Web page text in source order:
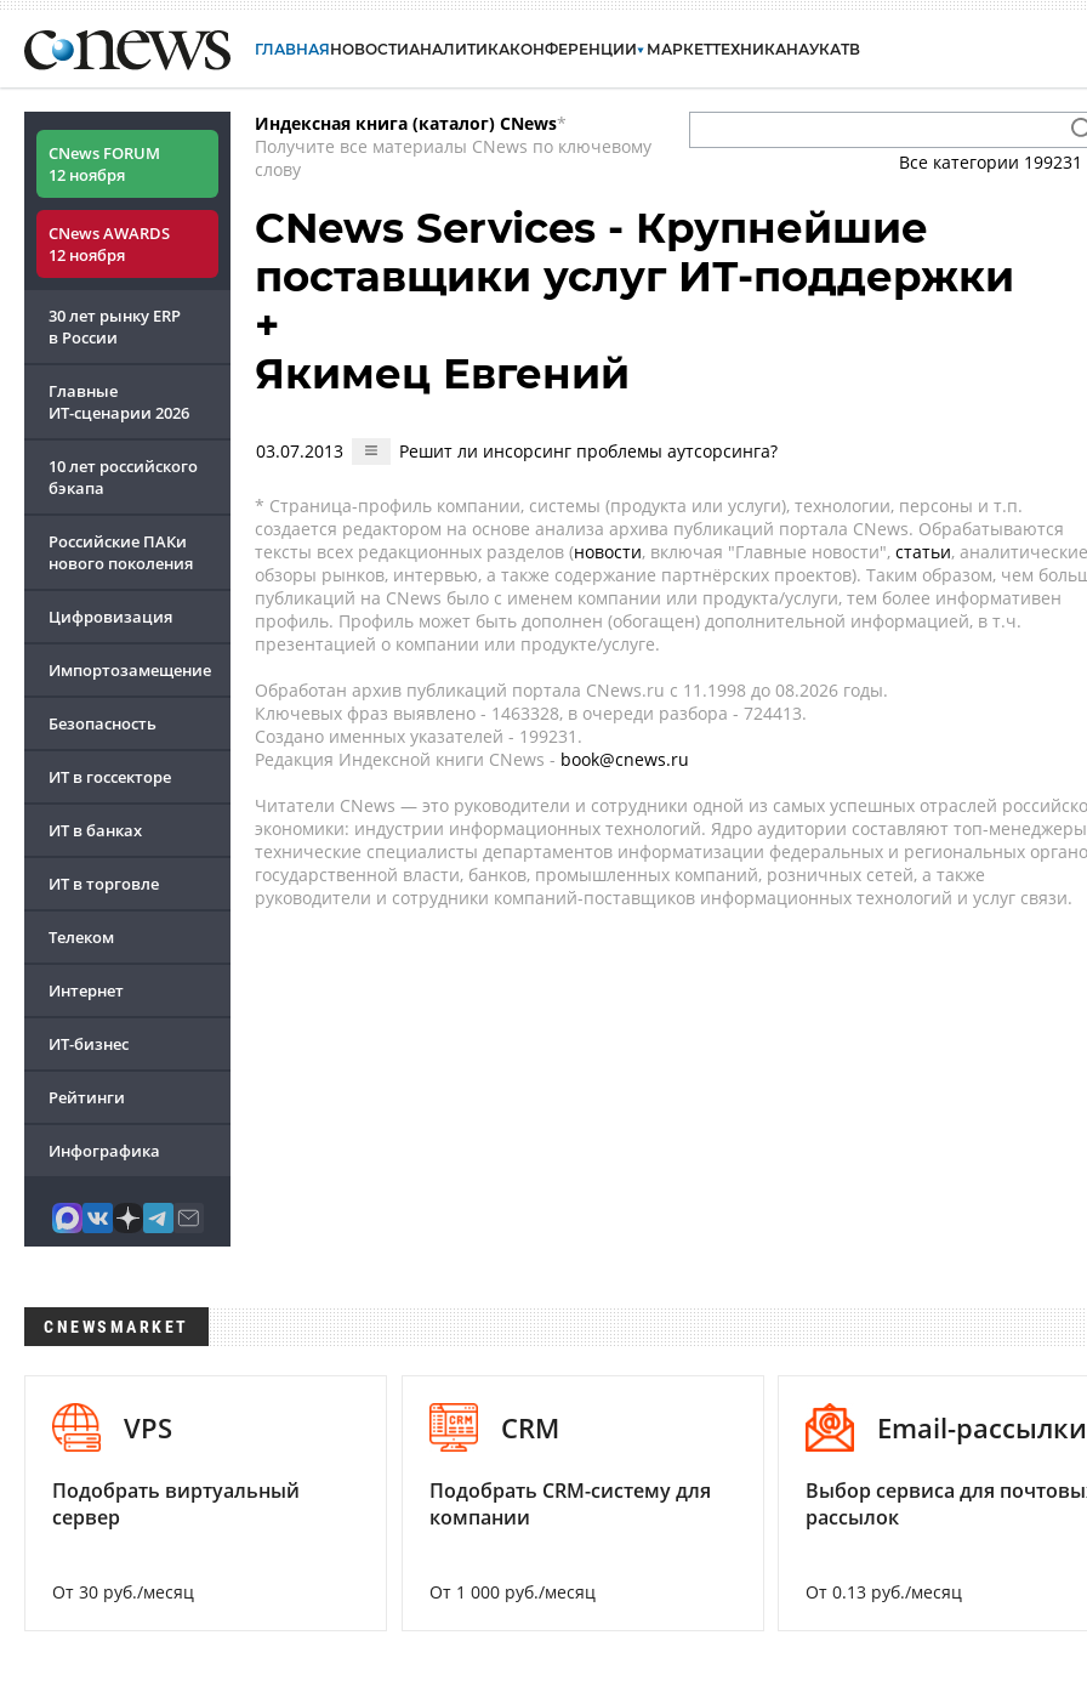
ГЛАВНАЯНОВОСТИАНАЛИТИКАКОНФЕРЕНЦИИ МАРКЕТТЕХНИКАНАУКАТВ
CNews FORUM
12 ноября
CNews AWARDS
12 ноября
30 лет рынку ERP
в России
Главные
ИТ-сценарии 2026
10 лет российского
бэкапа
Российские ПАКи
нового поколения
Цифровизация
Импортозамещение
Безопасность
ИТ в госсекторе
ИТ в банках
ИТ в торговле
Телеком
Интернет
ИТ-бизнес
Рейтинги
Инфографика
Индексная книга (каталог) CNews*
Получите все материалы CNews по ключевому
слову
Все категории 199231
CNews Services - Крупнейшие
поставщики услуг ИТ-поддержки
+
Якимец Евгений
03.07.2013 Решит ли инсорсинг проблемы аутсорсинга?
* Страница-профиль компании, системы (продукта или услуги), технологии, персоны и т.п.
создается редактором на основе анализа архива публикаций портала CNews. Обрабатываются
тексты всех редакционных разделов (новости, включая "Главные новости", статьи, аналитические
обзоры рынков, интервью, а также содержание партнёрских проектов). Таким образом, чем
публикаций на CNews было с именем компании или продукта/услуги, тем более информативен
профиль. Профиль может быть дополнен (обогащен) дополнительной информацией, в т.ч.
презентацией о компании или продукте/услуге.
Обработан архив публикаций портала CNews.ru c 11.1998 до 08.2026 годы.
Ключевых фраз выявлено - 1463328, в очереди разбора - 724413.
Создано именных указателей - 199231.
Редакция Индексной книги CNews - book@cnews.ru
Читатели CNews — это руководители и сотрудники одной из самых успешных отраслей
экономики: индустрии информационных технологий. Ядро аудитории составляют топ-
технические специалисты департаментов информатизации федеральных и региональных
государственной власти, банков, промышленных компаний, розничных сетей, а также
руководители и сотрудники компаний-поставщиков информационных технологий и услуг связи.
CNEWSMARKET
VPS
Подобрать виртуальный
сервер
От 30 руб./месяц
CRM
Подобрать CRM-систему для
компании
От 1 000 руб./месяц
Email-рассылки
Выбор сервиса для
рассылок
От 0.13 руб./месяц